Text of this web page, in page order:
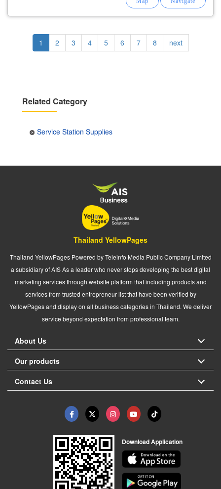
Pagination
Current
page
1 Page
2 Page
3 Page
4 Page
5 Page
6 Page
7 Page
8
Next
page
next
Related Category
Service Station Supplies
Thailand YellowPages
Thailand YellowPages Powered by Teleinfo Media Public Company Limited
a subsidiary of AIS As a leader who never stops developing the best digital
marketing services through website platform that including products and
services from trusted entrepreneur list that have been verified by
YellowPages and display on all business categories in Thailand. We deliver
service beyond expectation from professional team.
About Us
Our products
Contact Us
Download Application